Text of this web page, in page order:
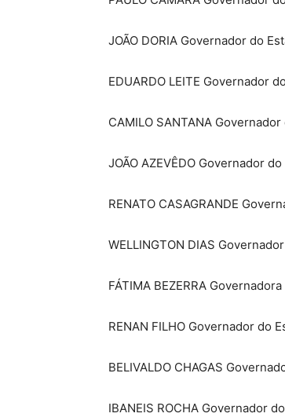
JOÃO DORIA Governador do
EDUARDO LEITE Governador
CAMILO SANTANA
JOÃO AZEVÊDO Governador
RENATO CASAGRANDE
WELLINGTON DIAS
FÁTIMA BEZERRA
RENAN FILHO Governador do
BELIVALDO CHAGAS
IBANEIS ROCHA Governador